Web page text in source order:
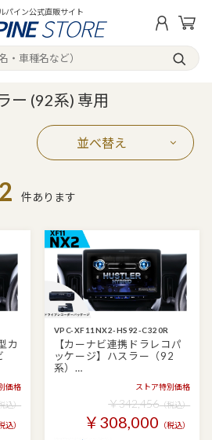
パイン公式直販サイト
ー (92系) 専用
並べ替え
2 件あります
カ
価格
込）
込）
VPC-XF11NX2-HS92-C320R
【カーナビ連携ドラレコパ
ッケージ】ハスラー（92
系）…
ストア特別価格
￥342,456（税込）
￥308,000 （税込）